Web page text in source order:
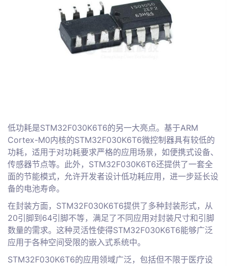
低功耗是STM32F030K6T6的另一大亮点。基于ARM
Cortex-M0内核的STM32F030K6T6微控制器具有较低的
功耗，适用于对功耗要求严格的应用场景，如便携式设备、
传感器节点等。此外，STM32F030K6T6还提供了一套全
面的节能模式，允许开发者设计低功耗应用，进一步延长设
备的电池寿命。
在封装方面，STM32F030K6T6提供了多种封装形式，从
20引脚到64引脚不等，满足了不同应用对封装尺寸和引脚
数量的需求。这种灵活性使得STM32F030K6T6能够广泛
应用于各种空间受限的嵌入式系统中。
STM32F030K6T6的应用领域广泛，包括但不限于医疗设